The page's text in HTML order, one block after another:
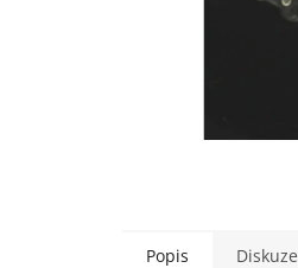
Popis Diskuze